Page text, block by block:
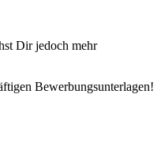
Dir jedoch mehr
Bewerbungsunterlagen!